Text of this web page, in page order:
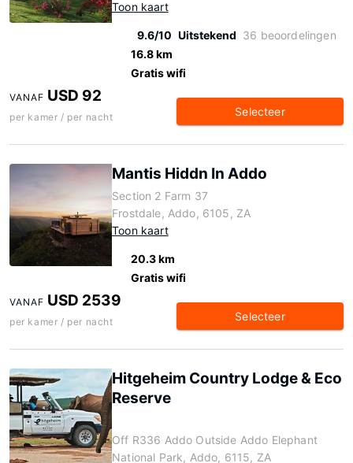
Toon kaart
9.6/10 Uitstekend 36 beoordelingen
16.8 km
Gratis wifi
VANAF USD 92
per kamer / per nacht Selecteer
Mantis Hiddn In Addo
Section 2 Farm 37
Frostdale, Addo, 6105, ZA
Toon kaart
20.3 km
Gratis wifi
VANAF USD 2539
per kamer / per nacht Selecteer
Hitgeheim Country Lodge & Eco
Reserve
Off R336 Addo Outside Addo Elephant
National Park, Addo, 6115, ZA